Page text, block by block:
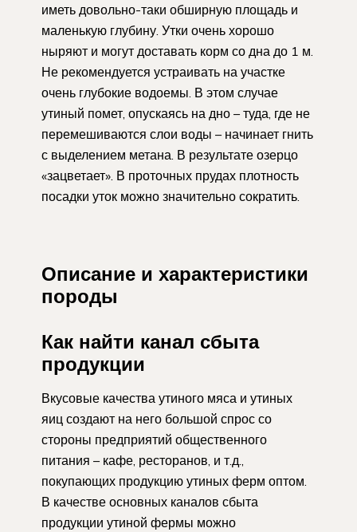
иметь довольно-таки обширную площадь и
маленькую глубину. Утки очень хорошо
ныряют и могут доставать корм со дна до 1 м.
Не рекомендуется устраивать на участке
очень глубокие водоемы. В этом случае
утиный помет, опускаясь на дно – туда, где не
перемешиваются слои воды – начинает гнить
с выделением метана. В результате озерцо
«зацветает». В проточных прудах плотность
посадки уток можно значительно сократить.
Описание и характеристики
породы
Как найти канал сбыта
продукции
Вкусовые качества утиного мяса и утиных
яиц создают на него большой спрос со
стороны предприятий общественного
питания – кафе, ресторанов, и т.д.,
покупающих продукцию утиных ферм оптом.
В качестве основных каналов сбыта
продукции утиной фермы можно